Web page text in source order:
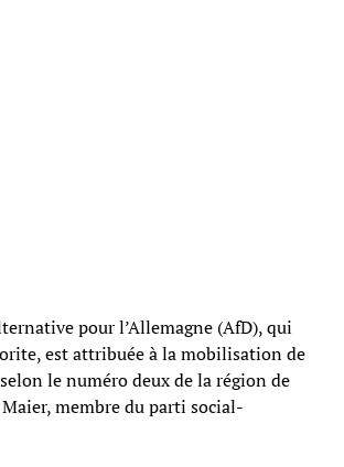
pour l’Allemagne (AfD), qui
est attribuée à la mobilisation de
le numéro deux de la région de
membre du parti social-